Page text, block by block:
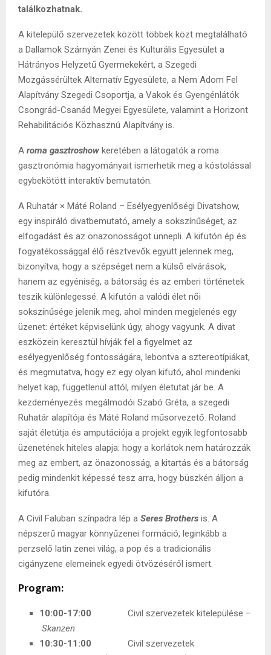
találkozhatnak.
A kitelepülő szervezetek között többek közt megtalálható
a Dallamok Szárnyán Zenei és Kulturális Egyesület a
Hátrányos Helyzetű Gyermekekért, a Szegedi
Mozgássérültek Alternatív Egyesülete, a Nem Adom Fel
Alapítvány Szegedi Csoportja, a Vakok és Gyengénlátók
Csongrád-Csanád Megyei Egyesülete, valamint a Horizont
Rehabilitációs Közhasznú Alapítvány is.
A roma gasztroshow keretében a látogatók a roma
gasztronómia hagyományait ismerhetik meg a kóstolással
egybekötött interaktív bemutatón.
A Ruhatár × Máté Roland – Esélyegyenlőségi Divatshow,
egy inspiráló divatbemutató, amely a sokszínűséget, az
elfogadást és az önazonosságot ünnepli. A kifutón ép és
fogyatékossággal élő résztvevők együtt jelennek meg,
bizonyítva, hogy a szépséget nem a külső elvárások,
hanem az egyéniség, a bátorság és az emberi történetek
teszik különlegessé. A kifutón a valódi élet női
sokszínűsége jelenik meg, ahol minden megjelenés egy
üzenet: értéket képviselünk úgy, ahogy vagyunk. A divat
eszközein keresztül hívják fel a figyelmet az
esélyegyenlőség fontosságára, lebontva a sztereotípiákat,
és megmutatva, hogy ez egy olyan kifutó, ahol mindenki
helyet kap, függetlenül attól, milyen életutat jár be. A
kezdeményezés megálmodói Szabó Gréta, a szegedi
Ruhatár alapítója és Máté Roland műsorvezető. Roland
saját életútja és amputációja a projekt egyik legfontosabb
üzenetének hiteles alapja: hogy a korlátok nem határozzák
meg az embert, az önazonosság, a kitartás és a bátorság
pedig mindenkit képessé tesz arra, hogy büszkén álljon a
kifutóra.
A Civil Faluban színpadra lép a Seres Brothers is. A
népszerű magyar könnyűzenei formáció, leginkább a
perzselő latin zenei világ, a pop és a tradicionális
cigányzene elemeinek egyedi ötvözéséről ismert.
Program:
10:00-17:00 Civil szervezetek kitelepülése –
Skanzen
10:30-11:00 Civil szervezetek